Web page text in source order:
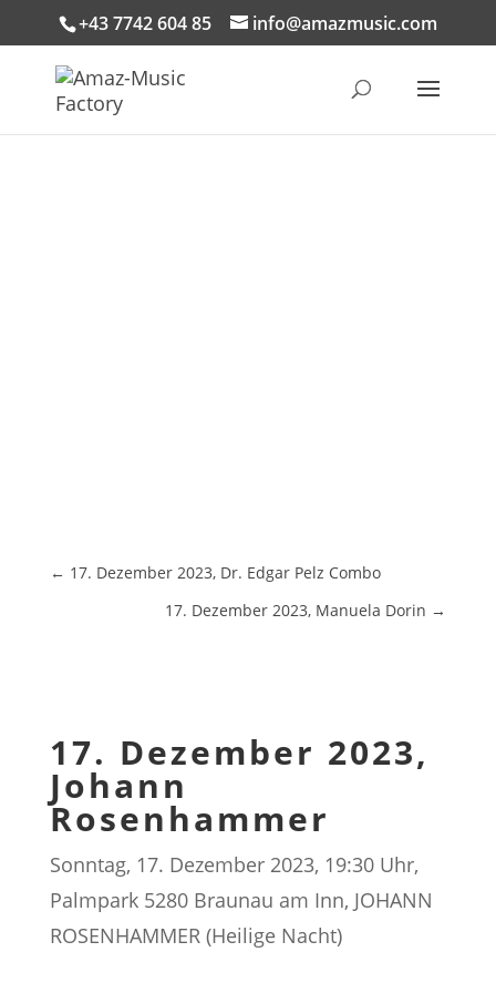
+43 7742 604 85 info@amazmusic.com
← 17. Dezember 2023, Dr. Edgar Pelz Combo
17. Dezember 2023, Manuela Dorin →
17. Dezember 2023,
Johann
Rosenhammer
Sonntag, 17. Dezember 2023, 19:30 Uhr,
Palmpark 5280 Braunau am Inn, JOHANN
ROSENHAMMER (Heilige Nacht)